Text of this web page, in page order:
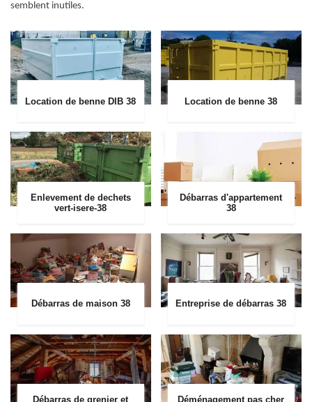
semblent inutiles.
Location de benne DIB 38 Location de benne 38
Enlevement de dechets
vert-isere-38
Débarras d'appartement
38
Débarras de maison 38 Entreprise de débarras 38
Débarras de grenier et
Déménagement pas cher